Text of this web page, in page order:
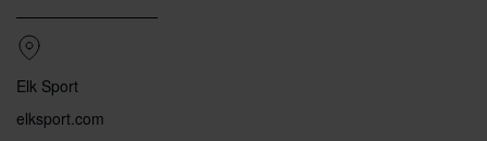
Elk Sport
elksport.com